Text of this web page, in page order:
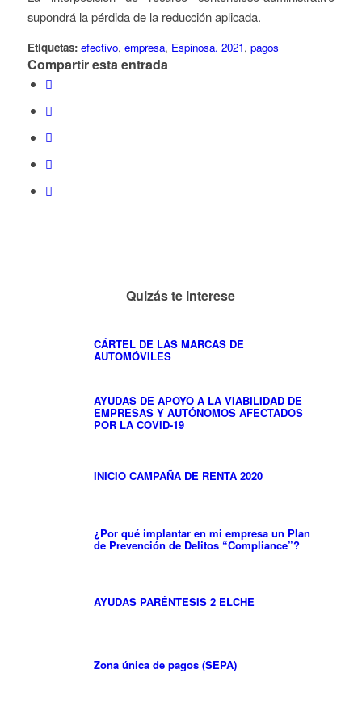
supondrá la pérdida de la reducción aplicada.
Etiquetas: efectivo, empresa, Espinosa. 2021, pagos
Compartir esta entrada
Quizás te interese
CÁRTEL DE LAS MARCAS DE
AUTOMÓVILES
AYUDAS DE APOYO A LA VIABILIDAD DE
EMPRESAS Y AUTÓNOMOS AFECTADOS
POR LA COVID-19
INICIO CAMPAÑA DE RENTA 2020
¿Por qué implantar en mi empresa un Plan
de Prevención de Delitos “Compliance”?
AYUDAS PARÉNTESIS 2 ELCHE
Zona única de pagos (SEPA)